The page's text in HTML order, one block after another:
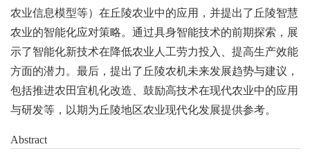
农业信息模型等）在丘陵农业中的应用，并提出了丘陵智慧
农业的智能化应对策略。通过具身智能技术的前期探索，展
示了智能化新技术在降低农业人工劳力投入、提高生产效能
方面的潜力。最后，提出了丘陵农机未来发展趋势与建议，
包括推进农田宜机化改造、鼓励高技术在现代农业中的应用
与研发等，以期为丘陵地区农业现代化发展提供参考。
Abstract